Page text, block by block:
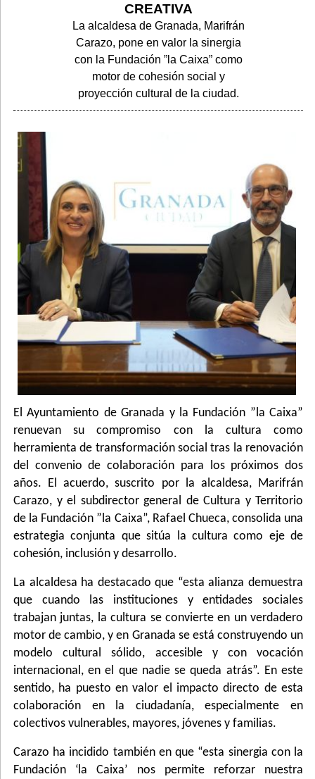
CREATIVA
La alcaldesa de Granada, Marifrán
Carazo, pone en valor la sinergia
con la Fundación ”la Caixa” como
motor de cohesión social y
proyección cultural de la ciudad.
El Ayuntamiento de Granada y la Fundación ”la Caixa”
renuevan su compromiso con la cultura como
herramienta de transformación social tras la renovación
del convenio de colaboración para los próximos dos
años. El acuerdo, suscrito por la alcaldesa, Marifrán
Carazo, y el subdirector general de Cultura y Territorio
de la Fundación ”la Caixa”, Rafael Chueca, consolida una
estrategia conjunta que sitúa la cultura como eje de
cohesión, inclusión y desarrollo.
La alcaldesa ha destacado que “esta alianza demuestra
que cuando las instituciones y entidades sociales
trabajan juntas, la cultura se convierte en un verdadero
motor de cambio, y en Granada se está construyendo un
modelo cultural sólido, accesible y con vocación
internacional, en el que nadie se queda atrás”. En este
sentido, ha puesto en valor el impacto directo de esta
colaboración en la ciudadanía, especialmente en
colectivos vulnerables, mayores, jóvenes y familias.
Carazo ha incidido también en que “esta sinergia con la
Fundación ‘la Caixa’ nos permite reforzar nuestra